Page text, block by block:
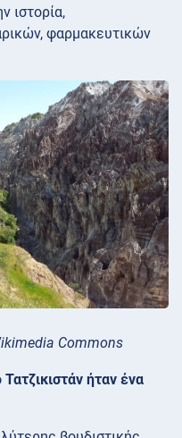
ιστορία,
φαρμακευτικών
Commons
ήταν ένα